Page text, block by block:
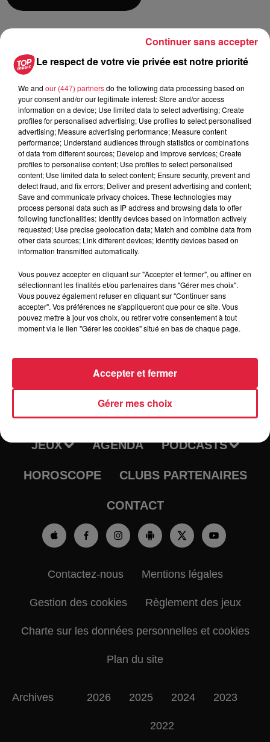
25 août 2018 à 0h00
au25 août 2018 à 0h00
Lieu
Place du Marché aux Fruite -
COLMAR (68)
Organisateur http://www.colmar.fr/summer-night
Tarif Gratuit
TRAQUEURS D'EMPLOI CASTING
JEUX AGENDA PODCASTS
HOROSCOPE CLUBS PARTENAIRES
CONTACT
Contactez-nous Mentions légales
Gestion des cookies Règlement des jeux
Charte sur les données personnelles et cookies
Plan du site
Archives 2026 2025 2024 2023
2022
Le respect de votre vie privée est notre priorité
We and our (447) partnersdo the following data processing based on
your consent and/or our legitimate interest: Store and/or access
information on a device; Use limited data to select advertising; Create
profiles for personalised advertising; Use profiles to select personalised
advertising; Measure advertising performance; Measure content
performance; Understand audiences through statistics or combinations
of data from different sources; Develop and improve services; Create
profiles to personalise content; Use profiles to select personalised
content; Use limited data to select content; Ensure security, prevent and
detect fraud, and fix errors; Deliver and present advertising and content;
Save and communicate privacy choices. These technologies may
process personal data such as IP address and browsing data to offer
following functionalities: Identify devices based on information actively
requested; Use precise geolocation data; Match and combine data from
other data sources; Link different devices; Identify devices based on
information transmitted automatically.
Vous pouvez accepter en cliquant sur "Accepter et fermer", ou affiner en
sélectionnant les finalités et/ou partenaires dans "Gérer mes choix".
Vous pouvez également refuser en cliquant sur "Continuer sans
accepter". Vos préférences ne s'appliqueront que pour ce site. Vous
pouvez mettre à jour vos choix, ou retirer votre consentement à tout
moment via le lien "Gérer les cookies" situé en bas de chaque page.
Gérer mes choix
Accepter et fermer
Continuer sans accepter